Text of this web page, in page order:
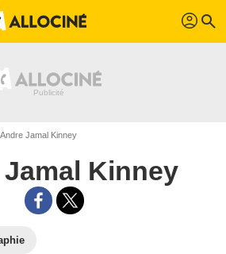
profil search
Andre Jamal Kinney
Kinney